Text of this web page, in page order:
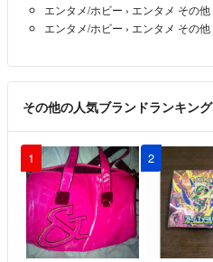
エンタメ/ホビー › エンタメ その他
エンタメ/ホビー › エンタメ その他
その他の人気ブランドランキング
1 2